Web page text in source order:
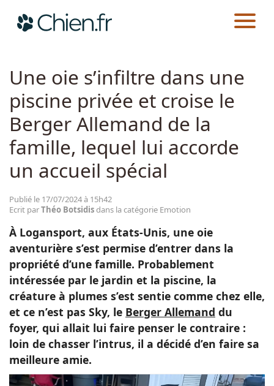
Races
Guides
CHIEN.FR ACTUALITÉS
Une oie s’infiltre dans une
piscine privée et croise le
Berger Allemand de la
famille, lequel lui accorde
un accueil spécial
Publié le 17/07/2024 à 15h42
Ecrit parThéo Botsidisdans la catégorie Emotion
À Logansport, aux États-Unis, une oie
aventurière s’est permise d’entrer dans la
propriété d’une famille. Probablement
intéressée par le jardin et la piscine, la
créature à plumes s’est sentie comme chez elle,
et ce n’est pas Sky, le Berger Allemand du
foyer, qui allait lui faire penser le contraire :
loin de chasser l’intrus, il a décidé d’en faire sa
meilleure amie.